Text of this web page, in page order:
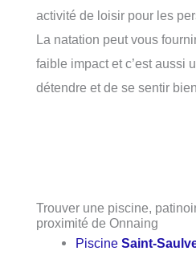
activité de loisir pour les
La natation peut vous
faible impact et c’est aussi
détendre et de se sentir
Trouver une piscine,
proximité de Onnaing
PiscineSaint-